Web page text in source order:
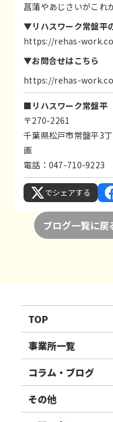
菖蒲やあじさいがこれ
▼リハスワーク常盤平
https://rehas-
▼お問合せはこちら
https://rehas-
■リハスワーク常盤平
〒270-2261
千葉県松戸市常盤平3
画
電話：047-710-9223
でシェアする
ブログ一覧に戻
TOP
リハスワーク
リハスファーム
事業所一覧
関東エリア
東北エリア
コラム・ブログ
事業所ブログ
その他